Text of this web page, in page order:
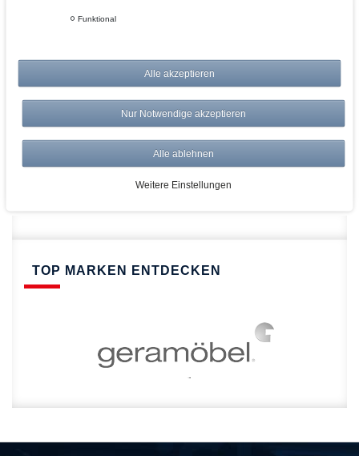
Vom Profi für Profis - Ihre Vorteile
Versandkostenfrei ab 150€
Risikolos: 14 Tage Rückgabe
Über 20.000 Artikel
Schnelle Lieferung
TOP MARKEN ENTDECKEN
Funktional
Alle akzeptieren
Nur Notwendige akzeptieren
Alle ablehnen
Weitere Einstellungen